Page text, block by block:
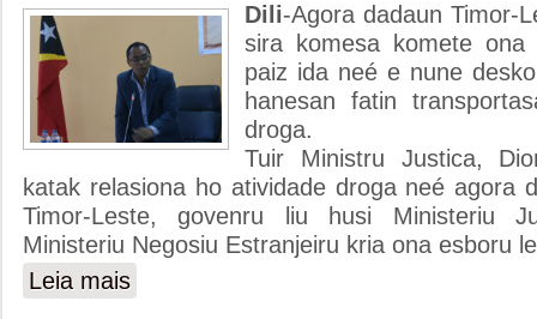
Dili-Agora dadaun Timor-
sira komesa komete ona
paiz ida neé e nune
hanesan fatin
droga.
Tuir Ministru Justica,
katak relasiona ho atividade droga neé agora
Timor-Leste, govenru liu husi Ministeriu
Ministeriu Negosiu Estranjeiru kria ona esboru
Leia mais